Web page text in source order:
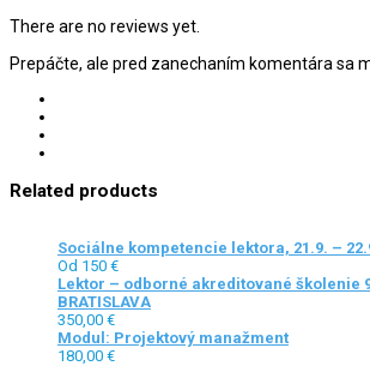
There are no reviews yet.
Prepáčte, ale pred zanechaním komentára sa
Related products
Sociálne kompetencie lektora, 21.9. –
Od 150 €
Lektor – odborné akreditované školenie
BRATISLAVA
350,00 €
Modul: Projektový manažment
180,00 €